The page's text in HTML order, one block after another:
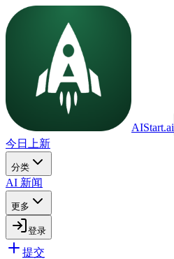
AIStart.ai
今日上新
分类
AI 新闻
更多
登录
提交